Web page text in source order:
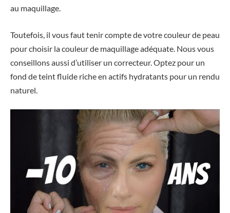
au maquillage.
Toutefois, il vous faut tenir compte de votre couleur de peau
pour choisir la couleur de maquillage adéquate. Nous vous
conseillons aussi d’utiliser un correcteur. Optez pour un
fond de teint fluide riche en actifs hydratants pour un rendu
naturel.